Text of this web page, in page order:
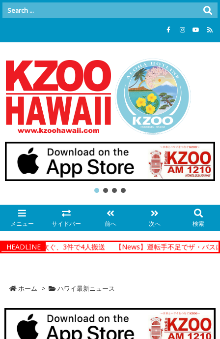
メニュー サイドバー 前へ 次へ 検索
HEADLINE
通事故相次ぐ、3件で4人搬送 【News】運転手不足でザ・バスに
ホーム > ハワイ最新ニュース